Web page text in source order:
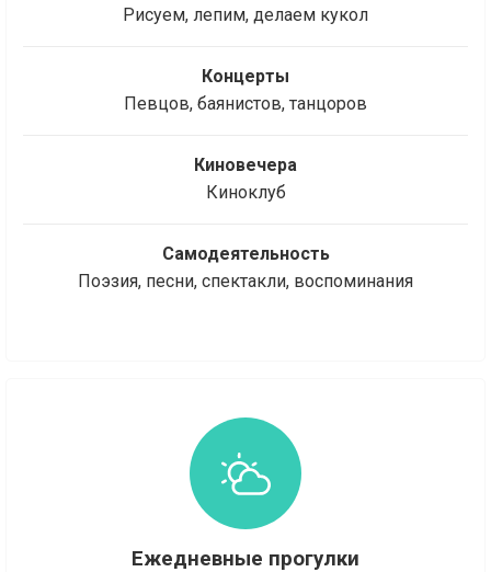
Рисуем, лепим, делаем кукол
Концерты
Певцов, баянистов, танцоров
Киновечера
Киноклуб
Самодеятельность
Поэзия, песни, спектакли, воспоминания
Ежедневные прогулки